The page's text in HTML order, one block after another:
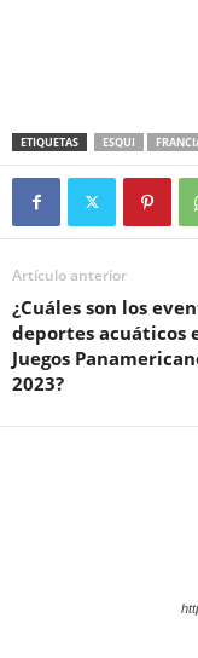
ETIQUETAS ESQUI
Artículo anterior
¿Cuáles son los
deportes acuáticos
Juegos
2023?